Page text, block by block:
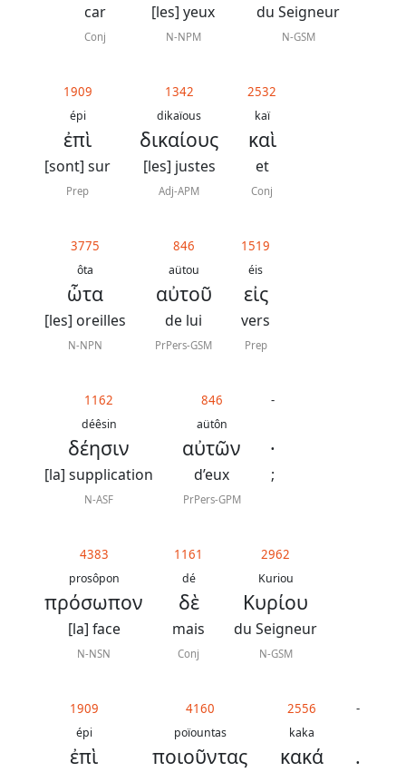
car
Conj
[les] yeux
N-NPM
du Seigneur
N-GSM
1909
épi
ἐπὶ
[sont] sur
Prep
1342
dikaïous
δικαίους
[les] justes
Adj-APM
2532
kaï
καὶ
et
Conj
3775
ôta
ὦτα
[les] oreilles
N-NPN
846
aütou
αὐτοῦ
de lui
PrPers-GSM
1519
éis
εἰς
vers
Prep
1162
déêsin
δέησιν
[la] supplication
N-ASF
846
aütôn
αὐτῶν
d’eux
PrPers-GPM
-
·
;
4383
prosôpon
πρόσωπον
[la] face
N-NSN
1161
dé
δὲ
mais
Conj
2962
Kuriou
Κυρίου
du Seigneur
N-GSM
1909
épi
ἐπὶ
4160
poïountas
ποιοῦντας
2556
kaka
κακά
-
.